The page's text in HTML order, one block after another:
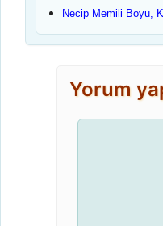
Necip Memili Boyu,
Yorum